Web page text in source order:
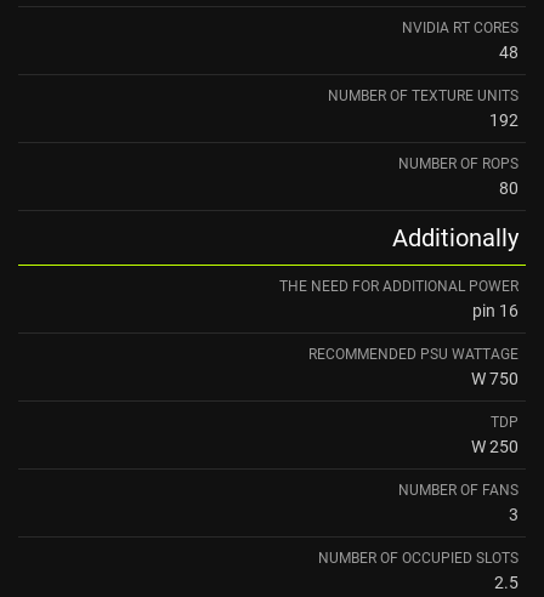
NVIDIA RT CORES
48
NUMBER OF TEXTURE UNITS
192
NUMBER OF ROPS
80
Additionally
THE NEED FOR ADDITIONAL POWER
16 pin
RECOMMENDED PSU WATTAGE
750 W
TDP
250 W
NUMBER OF FANS
3
NUMBER OF OCCUPIED SLOTS
2.5